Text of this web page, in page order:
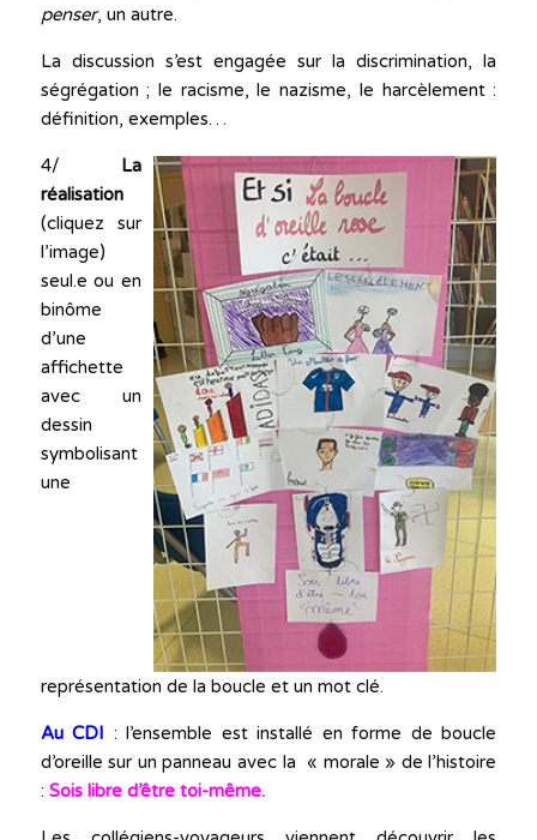
penser, un autre.
La discussion s’est engagée sur la discrimination, la
ségrégation ; le racisme, le nazisme, le harcèlement :
définition, exemples…
4/ La
réalisation
(cliquez sur
l’image)
seul.e ou en
binôme
d’une
affichette
avec un
dessin
symbolisant
une
représentation de la boucle et un mot clé.
Au CDI : l’ensemble est installé en forme de boucle
d’oreille sur un panneau avec la « morale » de l’histoire
: Sois libre d’être toi-même.